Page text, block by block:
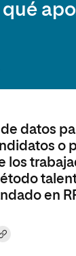
datos
o
los
en